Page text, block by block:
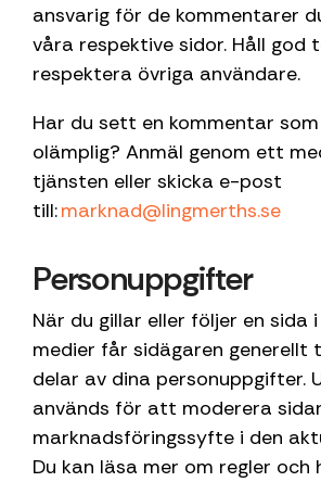
ansvarig för de kommentarer
våra respektive sidor. Håll god
respektera övriga användare.
Har du sett en kommentar
olämplig? Anmäl genom ett
tjänsten eller skicka e-post
till:marknad@lingmerths.se
Personuppgifter
När du gillar eller följer en sida
medier får sidägaren generellt
delar av dina personuppgifter.
används för att moderera
marknadsföringssyfte i den
Du kan läsa mer om regler och